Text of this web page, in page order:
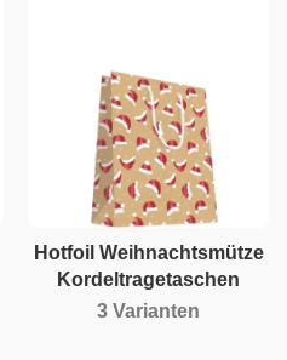
Hotfoil Weihnachtsmütze
Kordeltragetaschen
3 Varianten